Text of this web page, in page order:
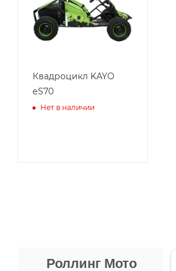
Квадроцикл KAYO
еS70
Нет в наличии
Роллинг Мото